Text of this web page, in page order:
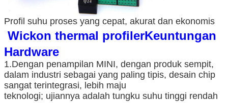
Profil suhu proses yang cepat, akurat dan ekonomis
Wickon thermal profilerKeuntungan
Hardware
1.Dengan penampilan MINI, dengan produk sempit,
dalam industri sebagai yang paling tipis, desain chip
sangat terintegrasi, lebih maju
teknologi; ujiannya adalah tungku suhu tinggi rendah